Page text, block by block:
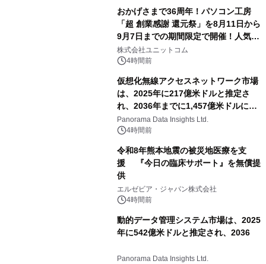
おかげさまで36周年！パソコン工房
「超 創業感謝 還元祭」を8月11日から
9月7日までの期間限定で開催！人気の
ゲーミングPCや高性能ノートPCなど
対象iiyama PCのご購入で最大3万円分
株式会社ユニットコム
4時間前
仮想化無線アクセスネットワーク市場
は、2025年に217億米ドルと推定さ
れ、2036年までに1,457億米ドルに達
すると予測されており、予測期間
（2026年～2036年）
Panorama Data Insights Ltd.
4時間前
令和8年熊本地震の被災地医療を支
援 『今日の臨床サポート』を無償提
供
エルゼビア・ジャパン株式会社
4時間前
動的データ管理システム市場は、2025
年に542億米ドルと推定され、2036
Panorama Data Insights Ltd.